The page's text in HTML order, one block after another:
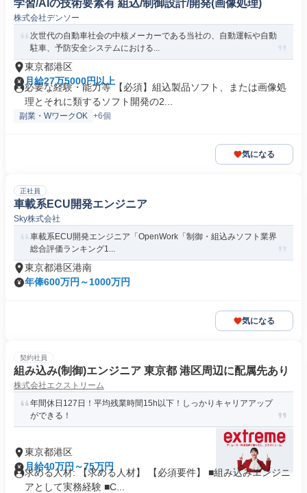
学習/AIの技術要素有 組込/制御設計/開発(画像処理)
株式会社デンソー
次世代の自動車社会の中核メーカーである当社の、自動運転や自動
駐車、予防安全システムにおける...
東京都港区
月給27万5000円以上
必要な経験・能力等 【必須】組込製品ソフト、または画像処
理とそれに類するソフト開発の2...
副業・WワークOK +6個
気になる
正社員
車載系ECU開発エンジニア
Sky株式会社
車載系ECU開発エンジニア「OpenWork「制御・組込みソフト業界
総合評価ランキング1...
東京都港区港南
年俸600万円～1000万円
気になる
契約社員
組み込み(制御)エンジニア 東京都 港区周辺に配属先あり
株式会社エクストリーム
年間休日127日！平均残業時間15h以下！しっかりキャリアアップ
ができる！
東京都港区
月給40万円～75万円
求める人材: 【求める人材】 【必須要件】 ■組み込みエンジニ
アとして実務経験 ■C...